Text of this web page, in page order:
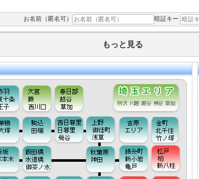
お名前（匿名可） 暗証キー
もっと見る